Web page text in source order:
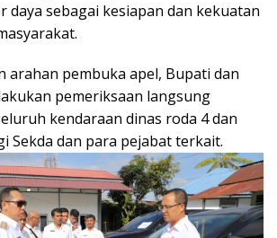
daya sebagai kesiapan dan kekuatan
arahan pembuka apel, Bupati dan
pemeriksaan langsung
kendaraan dinas roda 4 dan
Sekda dan para pejabat terkait.